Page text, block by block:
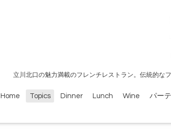
立川北口の魅力満載のフレンチレストラン。伝統的な
Home Topics Dinner Lunch Wine パー